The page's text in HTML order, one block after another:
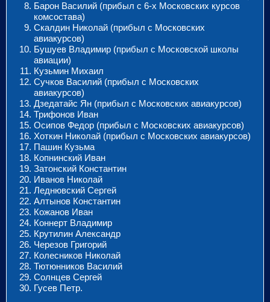
Барон Василий (прибыл с 6-х Московских курсов
комсостава)
Скалдин Николай (прибыл с Московских
авиакурсов)
Бушуев Владимир (прибыл с Московской школы
авиации)
Кузьмин Михаил
Сучков Василий (прибыл с Московских
авиакурсов)
Дзедатайс Ян (прибыл с Московских авиакурсов)
Трифонов Иван
Осипов Федор (прибыл с Московских авиакурсов)
Хоткин Николай (прибыл с Московских авиакурсов)
Пашин Кузьма
Копнинский Иван
Затонский Константин
Иванов Николай
Леднювский Сергей
Алтынов Константин
Кожанов Иван
Коннерт Владимир
Крутилин Александр
Черезов Григорий
Колесников Николай
Тютюнников Василий
Солнцев Сергей
Гусев Петр.